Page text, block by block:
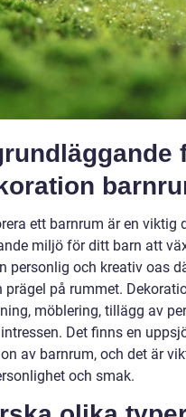
ett barnrum är en viktig
miljö för ditt barn att
personlig och kreativ oas
prägel på rummet.
möblering, tillägg av
Det finns en
av barnrum, och det är
och smak.